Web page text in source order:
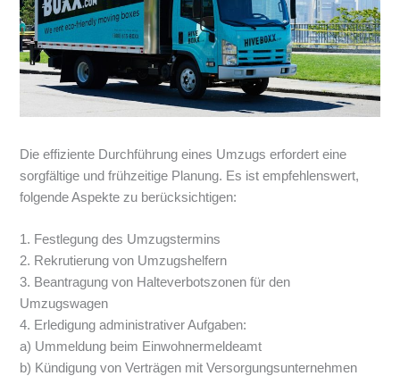
Die effiziente Durchführung eines Umzugs erfordert eine
sorgfältige und frühzeitige Planung. Es ist empfehlenswert,
folgende Aspekte zu berücksichtigen:
1. Festlegung des Umzugstermins
2. Rekrutierung von Umzugshelfern
3. Beantragung von Halteverbotszonen für den
Umzugswagen
4. Erledigung administrativer Aufgaben:
a) Ummeldung beim Einwohnermeldeamt
b) Kündigung von Verträgen mit Versorgungsunternehmen